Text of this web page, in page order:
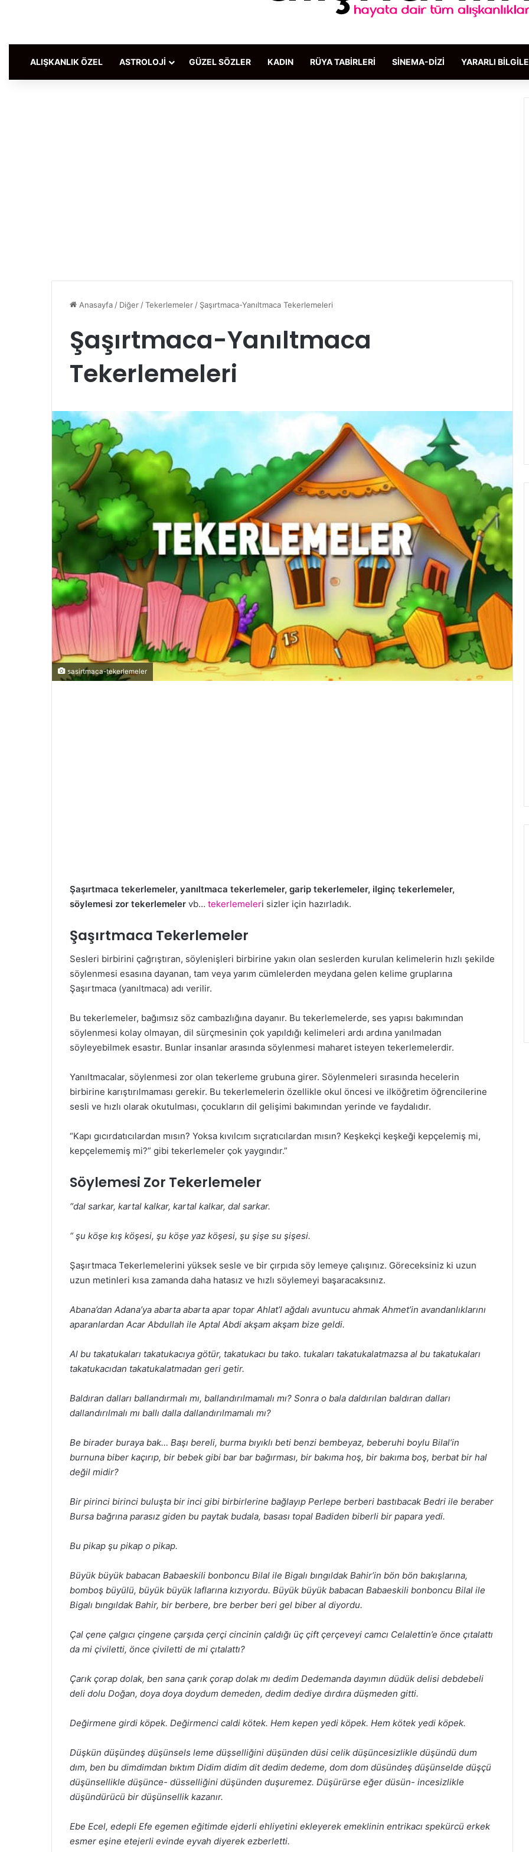
ALIŞKANLIK ÖZEL ASTROLOJI GÜZEL SÖZLER KADIN RÜYA TABIRLERI SINEMA-DIZI YARARLI
Anasayfa / Diğer /Tekerlemeler / Şaşırtmaca-Yanıltmaca Tekerlemeleri
Şaşırtmaca-Yanıltmaca
Tekerlemeleri
sasirtmaca-tekerlemeler
Şaşırtmaca tekerlemeler, yanıltmaca tekerlemeler, garip tekerlemeler, ilginç tekerlemeler,
söylemesi zor tekerlemeler vb… tekerlemeleri sizler için hazırladık.
Şaşırtmaca Tekerlemeler
Sesleri birbirini çağrıştıran, söylenişleri birbirine yakın olan seslerden kurulan kelimelerin hızlı şekilde
söylenmesi esasına dayanan, tam veya yarım cümlelerden meydana gelen kelime gruplarına
Şaşırtmaca (yanıltmaca) adı verilir.
Bu tekerlemeler, bağımsız söz cambazlığına dayanır. Bu tekerlemelerde, ses yapısı bakımından
söylenmesi kolay olmayan, dil sürçmesinin çok yapıldığı kelimeleri ardı ardına yanılmadan
söyleyebilmek esastır. Bunlar insanlar arasında söylenmesi maharet isteyen tekerlemelerdir.
Yanıltmacalar, söylenmesi zor olan tekerleme grubuna girer. Söylenmeleri sırasında hecelerin
birbirine karıştırılmaması gerekir. Bu tekerlemelerin özellikle okul öncesi ve ilköğretim öğrencilerine
sesli ve hızlı olarak okutulması, çocukların dil gelişimi bakımından yerinde ve faydalıdır.
“Kapı gıcırdatıcılardan mısın? Yoksa kıvılcım sıçratıcılardan mısın? Keşkekçi keşkeği kepçelemiş mi,
kepçelememiş mi?” gibi tekerlemeler çok yaygındır.”
Söylemesi Zor Tekerlemeler
“dal sarkar, kartal kalkar, kartal kalkar, dal sarkar.
“ şu köşe kış köşesi, şu köşe yaz köşesi, şu şişe su şişesi.
Şaşırtmaca Tekerlemelerini yüksek sesle ve bir çırpıda söy lemeye çalışınız. Göreceksiniz ki uzun
uzun metinleri kısa zamanda daha hatasız ve hızlı söylemeyi başaracaksınız.
Abana’dan Adana’ya abarta abarta apar topar Ahlat’l ağdalı avuntucu ahmak Ahmet’in avandanlıklarını
aparanlardan Acar Abdullah ile Aptal Abdi akşam akşam bize geldi.
Al bu takatukaları takatukacıya götür, takatukacı bu tako. tukaları takatukalatmazsa al bu takatukaları
takatukacıdan takatukalatmadan geri getir.
Baldıran dalları ballandırmalı mı, ballandırılmamalı mı? Sonra o bala daldırılan baldıran dalları
dallandırılmalı mı ballı dalla dallandırılmamalı mı?
Be birader buraya bak… Başı bereli, burma bıyıklı beti benzi bembeyaz, beberuhi boylu Bilal’in
burnuna biber kaçırıp, bir bebek gibi bar bar bağırması, bir bakıma hoş, bir bakıma boş, berbat bir hal
değil midir?
Bir pirinci birinci buluşta bir inci gibi birbirlerine bağlayıp Perlepe berberi bastıbacak Bedri ile beraber
Bursa bağrına parasız giden bu paytak budala, basası topal Badiden biberli bir papara yedi.
Bu pikap şu pikap o pikap.
Büyük büyük babacan Babaeskili bonboncu Bilal ile Bigalı bıngıldak Bahir’in bön bön bakışlarına,
bomboş büyülü, büyük büyük laflarına kızıyordu. Büyük büyük babacan Babaeskili bonboncu Bilal ile
Bigalı bıngıldak Bahir, bir berbere, bre berber beri gel biber al diyordu.
Çal çene çalgıcı çingene çarşıda çerçi cincinin çaldığı üç çift çerçeveyi camcı Celalettin’e önce çıtalattı
da mi çiviletti, önce çiviletti de mi çıtalattı?
Çarık çorap dolak, ben sana çarık çorap dolak mı dedim Dedemanda dayımın düdük delisi debdebeli
deli dolu Doğan, doya doya doydum demeden, dedim dediye dırdıra düşmeden gitti.
Değirmene girdi köpek. Değirmenci caldi kötek. Hem kepen yedi köpek. Hem kötek yedi köpek.
Düşkün düşündeş düşünsels leme düşselliğini düşünden düsi celik düşüncesizlikle düşündü dum
dım, ben bu dimdimdan bıktım Didim didim dit dedim dedeme, dom dom düsündeş düşünselde düşçü
düşünsellikle düşünce- düsselliğini düşünden duşuremez. Düşürürse eğer düsün- incesizlikle
düşündürücü bir düşünsellik kazanır.
Ebe Ecel, edepli Efe egemen eğitimde ejderli ehliyetini ekleyerek emeklinin entrikacı spekürcü erkek
esmer eşine etejerli evinde eyvah diyerek ezberletti.